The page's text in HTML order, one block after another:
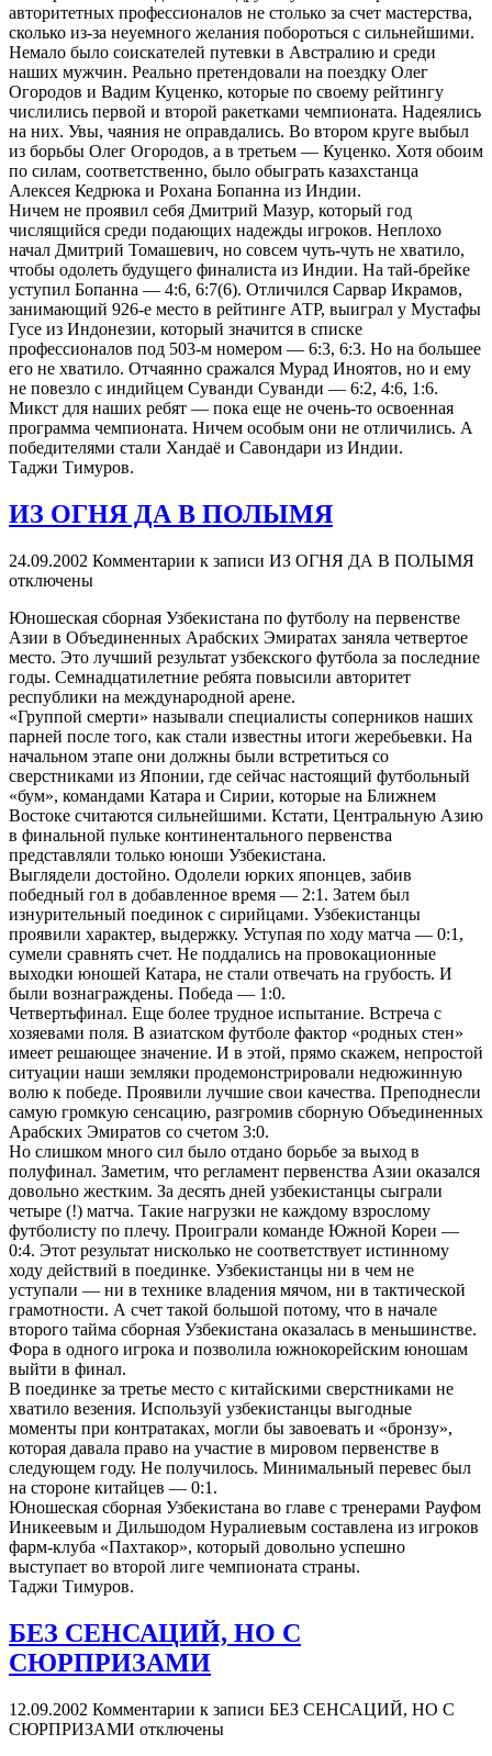
авторитетных профессионалов не столько за счет мастерства,
сколько из-за неуемного желания побороться с сильнейшими.
Немало было соискателей путевки в Австралию и среди
наших мужчин. Реально претендовали на поездку Олег
Огородов и Вадим Куценко, которые по своему рейтингу
числились первой и второй ракетками чемпионата. Надеялись
на них. Увы, чаяния не оправдались. Во втором круге выбыл
из борьбы Олег Огородов, а в третьем — Куценко. Хотя обоим
по силам, соответственно, было обыграть казахстанца
Алексея Кедрюка и Рохана Бопанна из Индии.
Ничем не проявил себя Дмитрий Мазур, который год
числящийся среди подающих надежды игроков. Неплохо
начал Дмитрий Томашевич, но совсем чуть-чуть не хватило,
чтобы одолеть будущего финалиста из Индии. На тай-брейке
уступил Бопанна — 4:6, 6:7(6). Отличился Сарвар Икрамов,
занимающий 926-е место в рейтинге АТР, выиграл у Мустафы
Гусе из Индонезии, который значится в списке
профессионалов под 503-м номером — 6:3, 6:3. Но на большее
его не хватило. Отчаянно сражался Мурад Иноятов, но и ему
не повезло с индийцем Суванди Суванди — 6:2, 4:6, 1:6.
Микст для наших ребят — пока еще не очень-то освоенная
программа чемпионата. Ничем особым они не отличились. А
победителями стали Хандаё и Савондари из Индии.
Таджи Тимуров.
ИЗ ОГНЯ ДА В ПОЛЫМЯ
24.09.2002 Комментарии к записи ИЗ ОГНЯ ДА В ПОЛЫМЯ
отключены
Юношеская сборная Узбекистана по футболу на первенстве
Азии в Объединенных Арабских Эмиратах заняла четвертое
место. Это лучший результат узбекского футбола за последние
годы. Семнадцатилетние ребята повысили авторитет
республики на международной арене.
«Группой смерти» называли специалисты соперников наших
парней после того, как стали известны итоги жеребьевки. На
начальном этапе они должны были встретиться со
сверстниками из Японии, где сейчас настоящий футбольный
«бум», командами Катара и Сирии, которые на Ближнем
Востоке считаются сильнейшими. Кстати, Центральную Азию
в финальной пульке континентального первенства
представляли только юноши Узбекистана.
Выглядели достойно. Одолели юрких японцев, забив
победный гол в добавленное время — 2:1. Затем был
изнурительный поединок с сирийцами. Узбекистанцы
проявили характер, выдержку. Уступая по ходу матча — 0:1,
сумели сравнять счет. Не поддались на провокационные
выходки юношей Катара, не стали отвечать на грубость. И
были вознаграждены. Победа — 1:0.
Четвертьфинал. Еще более трудное испытание. Встреча с
хозяевами поля. В азиатском футболе фактор «родных стен»
имеет решающее значение. И в этой, прямо скажем, непростой
ситуации наши земляки продемонстрировали недюжинную
волю к победе. Проявили лучшие свои качества. Преподнесли
самую громкую сенсацию, разгромив сборную Объединенных
Арабских Эмиратов со счетом 3:0.
Но слишком много сил было отдано борьбе за выход в
полуфинал. Заметим, что регламент первенства Азии оказался
довольно жестким. За десять дней узбекистанцы сыграли
четыре (!) матча. Такие нагрузки не каждому взрослому
футболисту по плечу. Проиграли команде Южной Кореи —
0:4. Этот результат нисколько не соответствует истинному
ходу действий в поединке. Узбекистанцы ни в чем не
уступали — ни в технике владения мячом, ни в тактической
грамотности. А счет такой большой потому, что в начале
второго тайма сборная Узбекистана оказалась в меньшинстве.
Фора в одного игрока и позволила южнокорейским юношам
выйти в финал.
В поединке за третье место с китайскими сверстниками не
хватило везения. Используй узбекистанцы выгодные
моменты при контратаках, могли бы завоевать и «бронзу»,
которая давала право на участие в мировом первенстве в
следующем году. Не получилось. Минимальный перевес был
на стороне китайцев — 0:1.
Юношеская сборная Узбекистана во главе с тренерами Рауфом
Иникеевым и Дильшодом Нуралиевым составлена из игроков
фарм-клуба «Пахтакор», который довольно успешно
выступает во второй лиге чемпионата страны.
Таджи Тимуров.
БЕЗ СЕНСАЦИЙ, НО С
СЮРПРИЗАМИ
12.09.2002 Комментарии к записи БЕЗ СЕНСАЦИЙ, НО С
СЮРПРИЗАМИ отключены